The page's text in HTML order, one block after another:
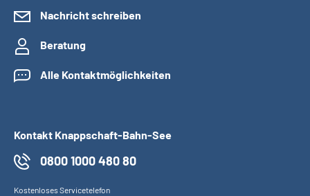
Nachricht schreiben
Beratung
Alle Kontaktmöglichkeiten
Kontakt Knappschaft-Bahn-See
0800 1000 480 80
Kostenloses Servicetelefon